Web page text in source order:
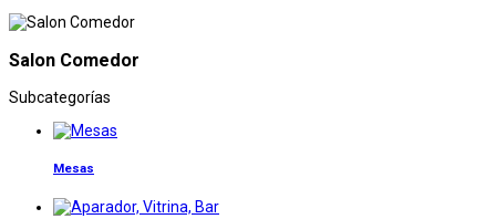
Salon Comedor
Subcategorías
Mesas